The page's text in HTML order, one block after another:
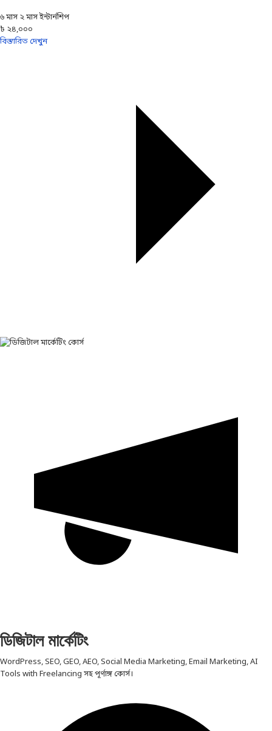
৬ মাস ২ মাস ইন্টার্নশিপ
৳ ২৪,০০০
বিস্তারিত দেখুন
ডিজিটাল মার্কেটিং
WordPress, SEO, GEO, AEO, Social Media Marketing, Email Marketing, AI
Tools with Freelancing সহ পূর্ণাঙ্গ কোর্স।